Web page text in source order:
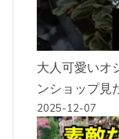
大人可愛いオ
ンショップ見
2025-12-07